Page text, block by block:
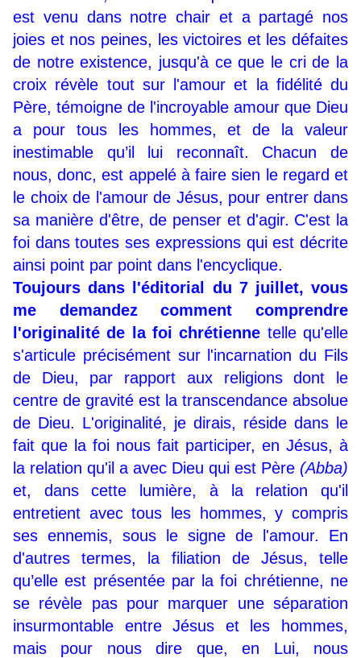
est venu dans notre chair et a partagé nos
joies et nos peines, les victoires et les défaites
de notre existence, jusqu'à ce que le cri de la
croix révèle tout sur l'amour et la fidélité du
Père, témoigne de l'incroyable amour que Dieu
a pour tous les hommes, et de la valeur
inestimable qu’il lui reconnaît. Chacun de
nous, donc, est appelé à faire sien le regard et
le choix de l'amour de Jésus, pour entrer dans
sa manière d'être, de penser et d'agir. C'est la
foi dans toutes ses expressions qui est décrite
ainsi point par point dans l'encyclique.
Toujours dans l'éditorial du 7 juillet, vous
me demandez comment comprendre
l'originalité de la foi chrétienne telle qu'elle
s'articule précisément sur l'incarnation du Fils
de Dieu, par rapport aux religions dont le
centre de gravité est la transcendance absolue
de Dieu. L'originalité, je dirais, réside dans le
fait que la foi nous fait participer, en Jésus, à
la relation qu'il a avec Dieu qui est Père (Abba)
et, dans cette lumière, à la relation qu'il
entretient avec tous les hommes, y compris
ses ennemis, sous le signe de l'amour. En
d'autres termes, la filiation de Jésus, telle
qu’elle est présentée par la foi chrétienne, ne
se révèle pas pour marquer une séparation
insurmontable entre Jésus et les hommes,
mais pour nous dire que, en Lui, nous